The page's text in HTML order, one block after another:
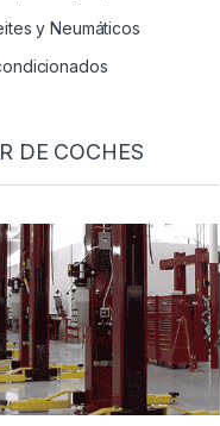
y Neumáticos
DE COCHES